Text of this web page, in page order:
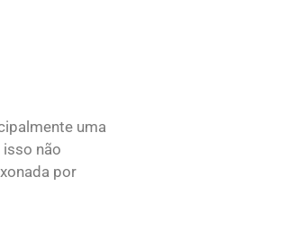
uma
isso não
por